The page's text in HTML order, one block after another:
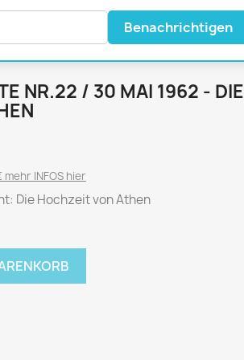
JUICE
Metal Hammer
Benachrichtigen
NR.22 / 30 MAI 1962 - DIE
INFOS hier
Die Hochzeit von Athen